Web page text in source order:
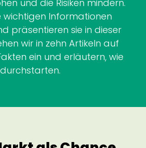
und die Risiken mindern.
wichtigen Informationen
präsentieren sie in dieser
wir in zehn Artikeln auf
ein und erläutern, wie
durchstarten.